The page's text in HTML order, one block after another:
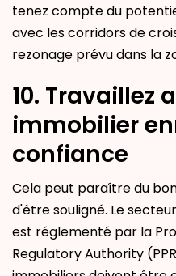
tenez compte du
avec les corridors de
rezonage prévu dans la
10. Travaillez
immobilier
confiance
Cela peut paraître du
d'être souligné. Le
est réglementé par la
Regulatory Authority